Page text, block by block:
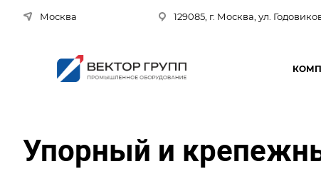
Москва 129085, г. Москва, ул.
Упорный и